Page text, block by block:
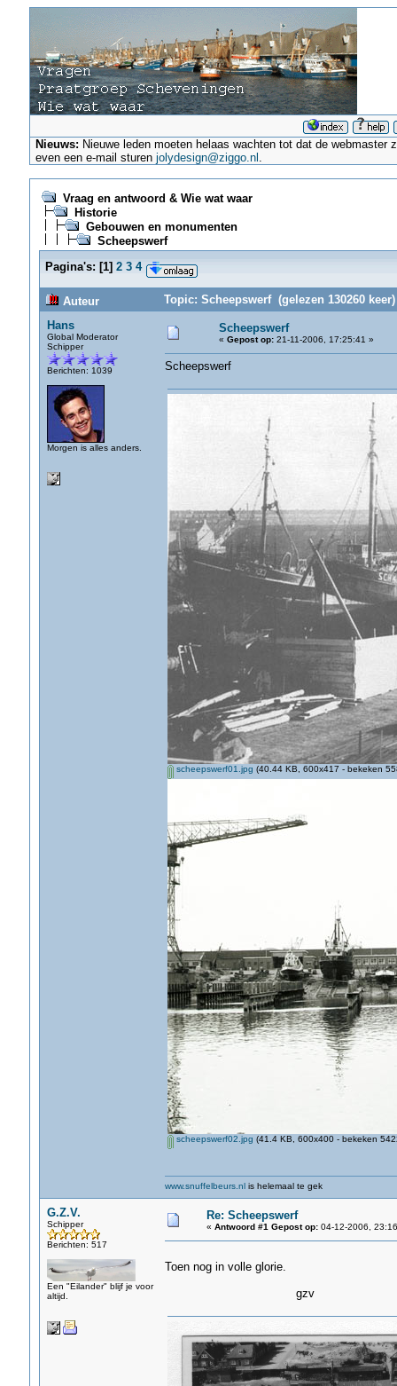
Nieuws: Nieuwe leden moeten helaas wachten tot dat de
even een e-mail sturenjolydesign@ziggo.nl .
Vraag en antwoord & Wie wat waar
Historie
Gebouwen en monumenten
Scheepswerf
Pagina's: [1] 2 3 4
Auteur
Topic: Scheepswerf (gelezen 130260 keer)
Hans
Global Moderator
Schipper
Berichten: 1039
Morgen is alles anders.
Scheepswerf
« Gepost op:21-11-2006, 17:25:41 »
Scheepswerf
scheepswerf01.jpg (40.44 KB, 600x417 - bekeken
scheepswerf02.jpg (41.4 KB, 600x400 - bekeken
www.snuffelbeurs.nlis helemaal te gek
G.Z.V.
Schipper
Berichten: 517
Een "Eilander" blijf je voor
altijd.
Re: Scheepswerf
« Antwoord #1 Gepost op:04-12-2006,
Toen nog in volle glorie.
gzv